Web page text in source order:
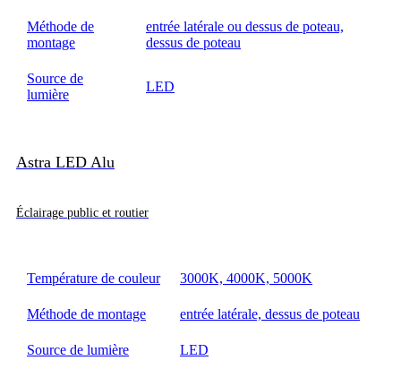
Méthode de
montage
entrée latérale ou dessus de poteau,
dessus de poteau
Source de
lumière
LED
Astra LED Alu
Éclairage public et routier
Température de couleur 3000K, 4000K, 5000K
Méthode de montage entrée latérale, dessus de poteau
Source de lumière LED